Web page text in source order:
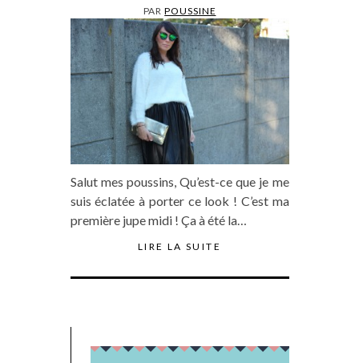
PARPOUSSINE
Salut mes poussins, Qu’est-ce que je me
suis éclatée à porter ce look ! C’est ma
première jupe midi ! Ça à été la…
LIRE LA SUITE